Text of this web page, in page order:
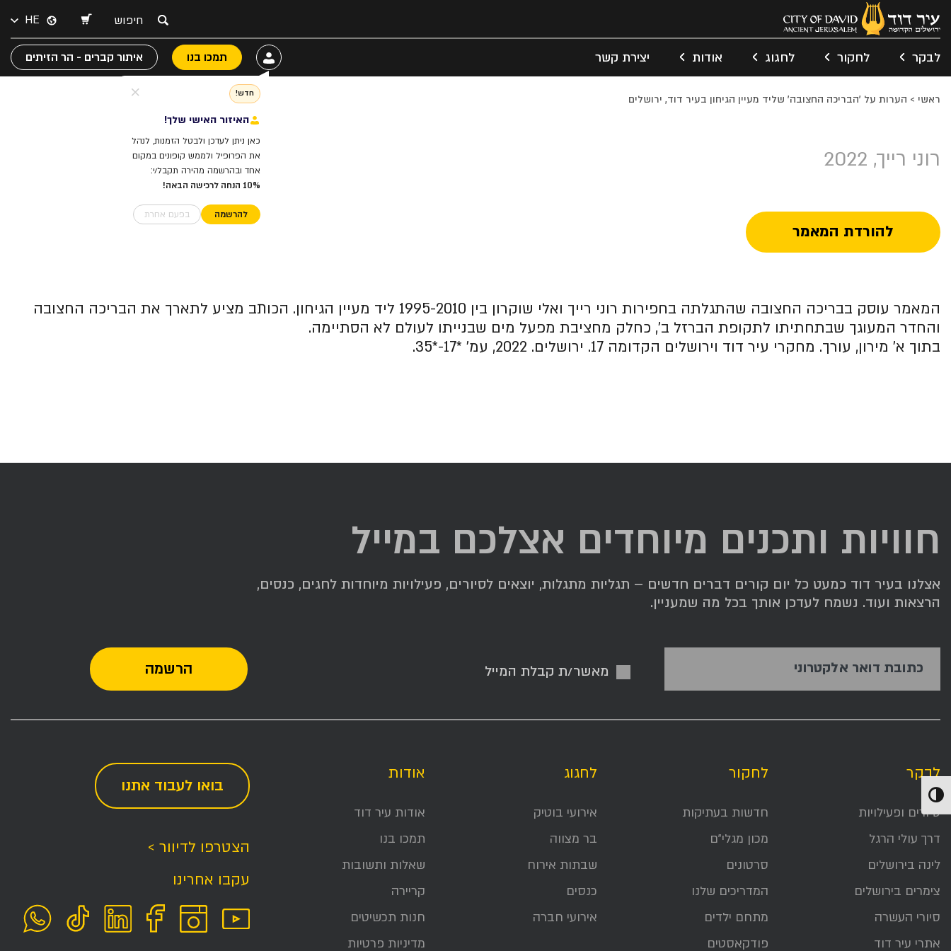
הפעל/כבה ניגודיות גבוהה
HE
לבקר לחקור לחגוג אודות יצירת קשר
חדש!
האיזור האישי שלך!
כאן ניתן לעדכן ולבטל הזמנות, לנהל
את הפרופיל ולממש קופונים במקום
אחד ובהרשמה מהירה תקבל/י:
10% הנחה לרכישה הבאה!
להרשמה בפעם אחרת
תמכו בנו איתור קברים - הר הזיתים
ראשי > הערות על 'הבריכה החצובה' שליד מעיין הגיחון בעיר דוד, ירושלים
רוני רייך, 2022
להורדת המאמר
המאמר עוסק בבריכה החצובה שהתגלתה בחפירות רוני רייך ואלי שוקרון בין 1995-2010 ליד מעיין הגיחון. הכותב מציע לתארך את הבריכה החצובה
והחדר המעוגך שבתחתיתו לתקופת הברזל ב', כחלק מחציבת מפעל מים שבנייתו לעולם לא הסתיימה.
בתוך א' מירון, עורך. מחקרי עיר דוד וירושלים הקדומה 17. ירושלים. 2022, עמ' *17-*35.
חוויות ותכנים מיוחדים אצלכם במייל
אצלנו בעיר דוד כמעט כל יום קורים דברים חדשים – תגליות מתגלות, יוצאים לסיורים, פעילויות מיוחדות לחגים, כנסים,
הרצאות ועוד. נשמח לעדכן אותך בכל מה שמעניין.
כתובת דואר אלקטרוני מאשר/ת קבלת המייל
לבקר
סיורים ופעילויות
דרך עולי הרגל
לינה בירושלים
צימרים בירושלים
סיורי העשרה
אתרי עיר דוד
לחקור
חדשות בעתיקות
מכון מגלי״ם
סרטונים
המדריכים שלנו
מתחם ילדים
פודקאסטים
לחגוג
אירועי בוטיק
בר מצווה
שבתות אירוח
כנסים
אירועי חברה
אודות
אודות עיר דוד
תמכו בנו
שאלות ותשובות
קריירה
חנות תכשיטים
מדיניות פרטיות
בואו לעבוד אתנו
הצטרפו לדיוור >
עקבו אחרינו